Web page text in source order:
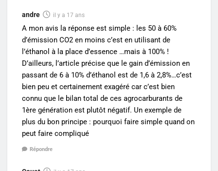
andre il y a 17 ans
A mon avis la réponse est simple : les 50 à 60%
d’émission CO2 en moins c’est en utilisant de
l’éthanol à la place d’essence …mais à 100% !
D’ailleurs, l’article précise que le gain d’émission en
passant de 6 à 10% d’éthanol est de 1,6 à 2,8%…c’est
bien peu et certainement exagéré car c’est bien
connu que le bilan total de ces agrocarburants de
1ère génération est plutôt négatif. Un exemple de
plus du bon principe : pourquoi faire simple quand on
peut faire compliqué
Répondre